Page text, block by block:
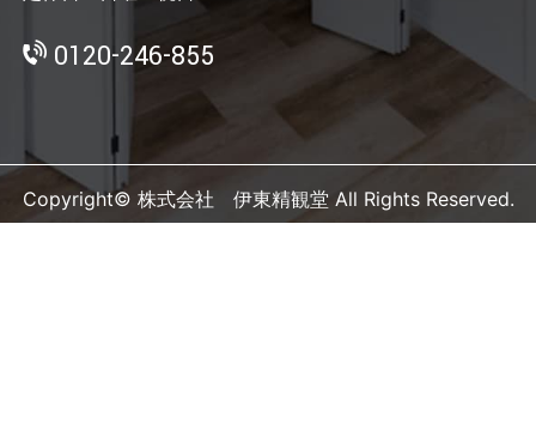
0120-246-855
Copyright© 株式会社 伊東精観堂 All Rights Reserved.